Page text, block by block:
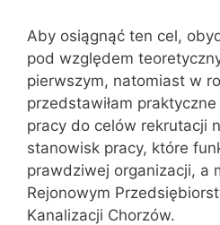
Aby osiągnąć ten cel,
pod względem
pierwszym, natomiast w
przedstawiłam
pracy do celów rekrutacji
stanowisk pracy, które
prawdziwej organizacji, a
Rejonowym
Kanalizacji Chorzów.